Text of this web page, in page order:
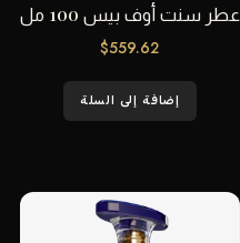
عطر سنت أوف بيس 100 مل
$559.62
إضافة إلى السلة